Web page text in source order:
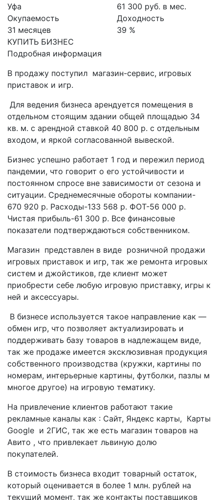
Уфа
Окупаемость
31 месяцев
КУПИТЬ БИЗНЕС
61 300 руб. в мес.
Доходность
39 %
Подробная информация
В продажу поступил магазин-сервис, игровых
приставок и игр.
Для ведения бизнеса арендуется помещения в
отдельном стоящим здании общей площадью 34
кв. м. с арендной ставкой 40 800 р. с отдельным
входом, и яркой согласованной вывеской.
Бизнес успешно работает 1 год и пережил период
пандемии, что говорит о его устойчивости и
постоянном спросе вне зависимости от сезона и
ситуации. Среднемесячные обороты компании-
670 920 р. Расходы-133 568 р. ФОТ-56 000 р.
Чистая прибыль-61 300 р. Все финансовые
показатели подтверждаються собственником.
Магазин представлен в виде розничной продажи
игровых приставок и игр, так же ремонта игровых
систем и джойстиков, где клиент может
приобрести себе любую игровую приставку, игры к
ней и аксессуары.
В бизнесе используется такое направление как —
обмен игр, что позволяет актуализировать и
поддерживать базу товаров в надлежащем виде,
так же продаже имеется эксклюзивная продукция
собственного производства (кружки, картины по
номерам, интерьерные картины, футболки, пазлы м
многое другое) на игровую тематику.
На привлечение клиентов работают такие
рекламные каналы как : Сайт, Яндекс карты, Карты
Google и 2ГИС, так же есть магазин товаров на
Авито , что привлекает львиную долю
покупателей.
В стоимость бизнеса входит товарный остаток,
который оценивается в более 1 млн. рублей на
текущий момент, так же контакты поставщиков